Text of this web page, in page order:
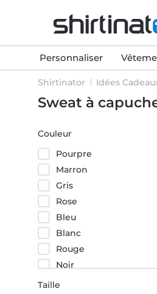
Personnaliser
Shirtinator Idées
Sweat à
Couleur
Pourpre
Marron
Gris
Rose
Bleu
Blanc
Rouge
Noir
Vert
Taille